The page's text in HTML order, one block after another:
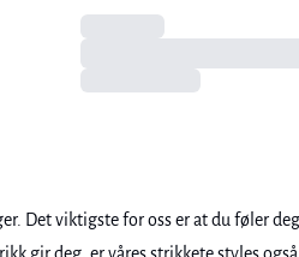
Det viktigste for oss er at du føler